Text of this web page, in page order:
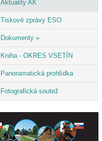
Aktuality AK
Tiskové zprávy ESO
Dokumenty »
Kniha - OKRES VSETÍN
Panoramatická prohlídka
Fotografická soutež